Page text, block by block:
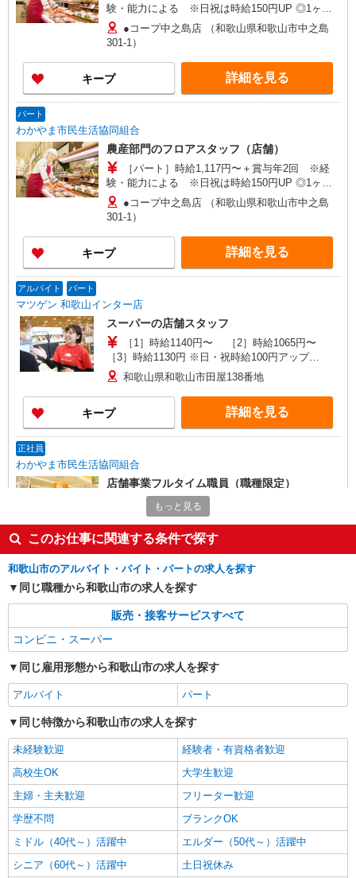
験・能力による ※日祝は時給150円UP ◎1ヶ月
の平均時給例◎※パート 時給1,117円〜＋賞与年2
回
●コープ中之島店 （和歌山県和歌山市中之島
301-1）
キープ 詳細を見る
パート
わかやま市民生活協同組合
農産部門のフロアスタッフ（店舗）
［パート］時給1,117円〜＋賞与年2回 ※経
験・能力による ※日祝は時給150円UP ◎1ヶ月
の平均時給例◎※パート 時給1,117円〜＋賞与年2
回
●コープ中之島店 （和歌山県和歌山市中之島
301-1）
キープ 詳細を見る
アルバイト パート
マツゲン 和歌山インター店
スーパーの店舗スタッフ
［1］時給1140円〜 ［2］時給1065円〜
［3］時給1130円 ※日・祝時給100円アップ
（［3］除く）
和歌山県和歌山市田屋138番地
キープ 詳細を見る
正社員
わかやま市民生活協同組合
店舗事業フルタイム職員（職種限定）
月給230,010円〜350,150円 ※昇職による ※
固定残業代（43,235円〜54,172円／30h分）含む※
超過分は別途支給 ※管理職手当20,000円〜50,000
円 （店長、ストアディレクター、支所長、部門
チーフのみ） ※試用期間3カ月間あり（同条件）
和歌山県内の各事業所 ※各事業所内での異動
あり ◆店舗事業 ・コープ岩出中央店（和歌山県岩
出市野上野98-3） ・コープ中之島店（和歌山県和
歌山市中之島301-1）
キープ
マツゲン 西庄店
［1］時給1065円〜 ［2］時給1140円〜 ※パー
トは日・祝時給100円アップ
詳細を見る
アルバイト パート
スーパー万代 紀伊川辺店（213）
食品スーパーマーケットの店舗スタッフ
【パート】 惣菜 [平日]昼1170円、朝夜1270円
[日祝]昼1270円、朝夜1370円 レジ [平日]昼1165
円、朝夜1265円 [日祝]昼1265円、朝夜1365円
スーパー万代 紀伊川辺店 （和歌山県和歌山
もっと見る
このお仕事に関連する条件で探す
和歌山市のアルバイト・バイト・パートの求人を探す
同じ職種から和歌山市の求人を探す
販売・接客サービスすべて
コンビニ・スーパー
同じ雇用形態から和歌山市の求人を探す
アルバイト パート
同じ特徴から和歌山市の求人を探す
未経験歓迎
経験者・有資格者歓迎
高校生OK
大学生歓迎
主婦・主夫歓迎
フリーター歓迎
学歴不問
ブランクOK
ミドル（40代～）活躍中
エルダー（50代～）活躍中
シニア（60代～）活躍中
土日祝休み